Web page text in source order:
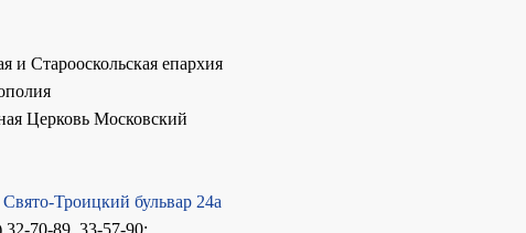
и Старооскольская епархия
Церковь Московский
Троицкий бульвар 24а
70-89, 33-57-90;